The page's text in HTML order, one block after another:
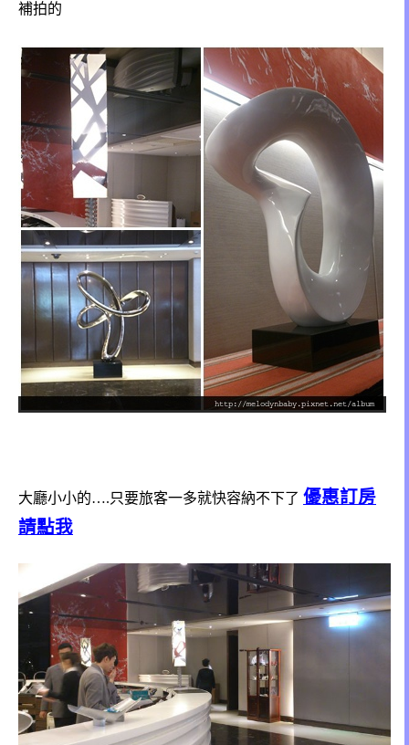
補拍的
大廳小小的….只要旅客一多就快容納不下了 優惠訂房
請點我